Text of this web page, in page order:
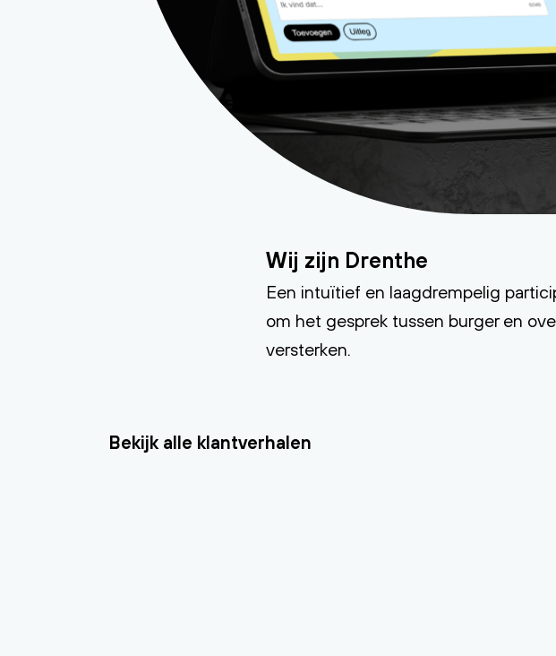
Wij zijn Drenthe
Een intuïtief en laagdrempelig
om het gesprek tussen burger en
versterken.
Bekijk alle klantverhalen